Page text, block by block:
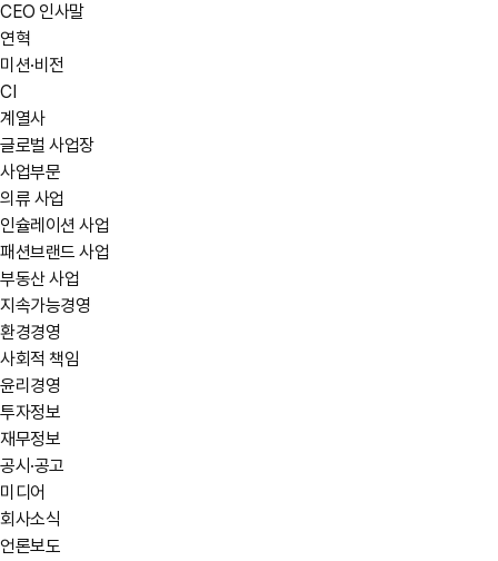
CEO 인사말
연혁
미션·비전
CI
계열사
글로벌 사업장
사업부문
의류 사업
인슐레이션 사업
패션브랜드 사업
부동산 사업
지속가능경영
환경경영
사회적 책임
윤리경영
투자정보
재무정보
공시·공고
미디어
회사소식
언론보도